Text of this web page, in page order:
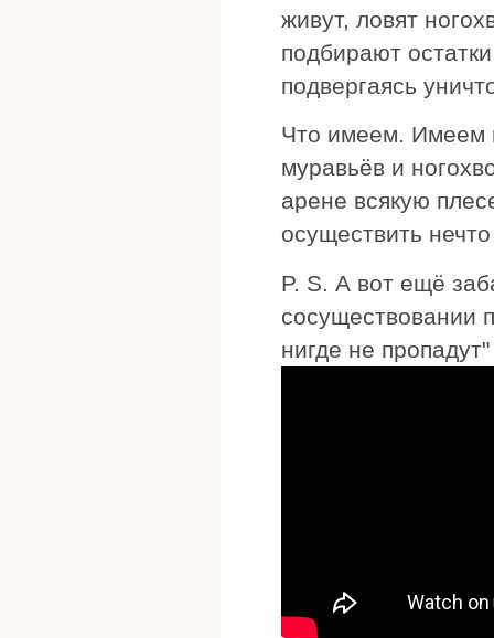
живут, ловят
подбирают
подвергаясь
Что имеем. Имеем
муравьёв и
арене всякую
осуществить
P. S. А вот ещё
сосуществовании
нигде не